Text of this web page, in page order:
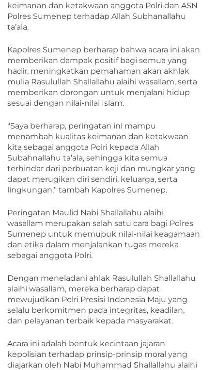
keimanan dan ketakwaan anggota Polri dan ASN
Polres Sumenep terhadap Allah Subhanallahu
ta’ala.
Kapolres Sumenep berharap bahwa acara ini akan
memberikan dampak positif bagi semua yang
hadir, meningkatkan pemahaman akan akhlak
mulia Rasulullah Shallallahu alaihi wasallam, serta
memberikan dorongan untuk menjalani hidup
sesuai dengan nilai-nilai Islam.
“Saya berharap, peringatan ini mampu
menambah kualitas keimanan dan ketakwaan
kita sebagai anggota Polri kepada Allah
Subahnallahu ta’ala, sehingga kita semua
terhindar dari perbuatan keji dan mungkar yang
dapat merugikan diri sendiri, keluarga, serta
lingkungan,” tambah Kapolres Sumenep.
Peringatan Maulid Nabi Shallallahu alaihi
wasallam merupakan salah satu cara bagi Polres
Sumenep untuk memupuk nilai-nilai keagamaan
dan etika dalam menjalankan tugas mereka
sebagai anggota Polri.
Dengan meneladani ahlak Rasulullah Shallallahu
alaihi wasallam, mereka berharap dapat
mewujudkan Polri Presisi Indonesia Maju yang
selalu berkomitmen pada integritas, keadilan,
dan pelayanan terbaik kepada masyarakat.
Acara ini adalah bentuk kecintaan jajaran
kepolisian terhadap prinsip-prinsip moral yang
diajarkan oleh Nabi Muhammad Shallallahu alaihi